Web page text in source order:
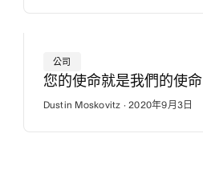
公司
您的使命就是我們的使命
Dustin Moskovitz · 2020年9月3日